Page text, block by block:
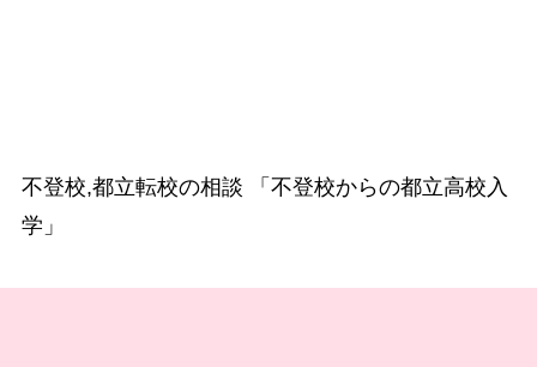
不登校,都立転校の相談 「不登校からの都立高校入
学」